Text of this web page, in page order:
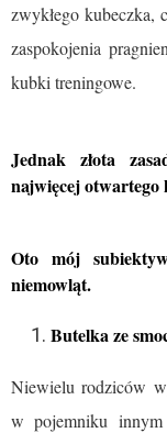
zwykłego kubeczka,
zaspokojenia
kubki treningowe.
Jednak złota
najwięcej otwartego
Oto mój
niemowląt.
Butelka ze
Niewielu rodziców
w pojemniku